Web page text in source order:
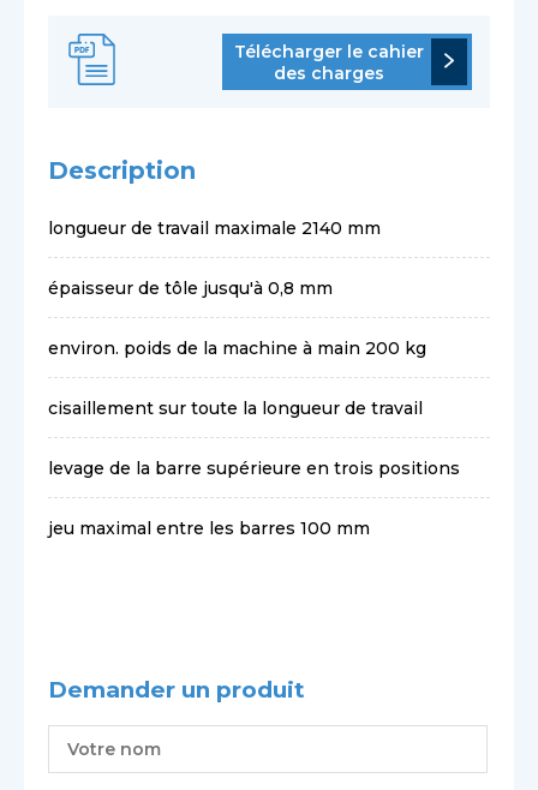
Télécharger le cahier
des charges
Description
longueur de travail maximale 2140 mm
épaisseur de tôle jusqu'à 0,8 mm
environ. poids de la machine à main 200 kg
cisaillement sur toute la longueur de travail
levage de la barre supérieure en trois positions
jeu maximal entre les barres 100 mm
Demander un produit